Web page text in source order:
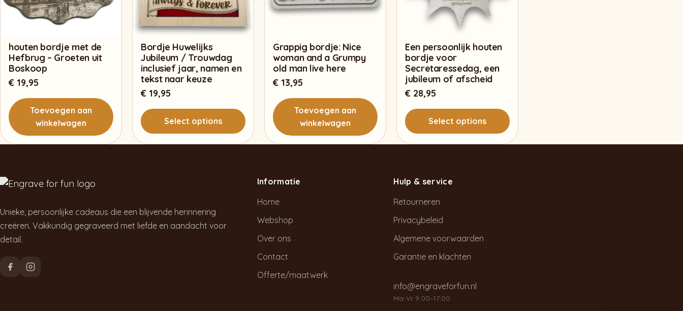
houten bordje met de
Hefbrug – Groeten uit
Boskoop
€ 19,95
Toevoegen aan
winkelwagen
Bordje Huwelijks
Jubileum / Trouwdag
inclusief jaar, namen en
tekst naar keuze
€ 19,95
Select options
Grappig bordje: Nice
woman and a Grumpy
old man live here
€ 13,95
Toevoegen aan
winkelwagen
Een persoonlijk houten
bordje voor
Secretaressedag, een
jubileum of afscheid
€ 28,95
Select options
Unieke, persoonlijke cadeaus die een blijvende herinnering
creëren. Vakkundig gegraveerd met liefde en aandacht voor
detail.
Informatie
Home
Webshop
Over ons
Contact
Offerte/maatwerk
Hulp & service
Retourneren
Privacybeleid
Algemene voorwaarden
Garantie en klachten
info@engraveforfun.nl
Ma-Vr 9:00–17:00